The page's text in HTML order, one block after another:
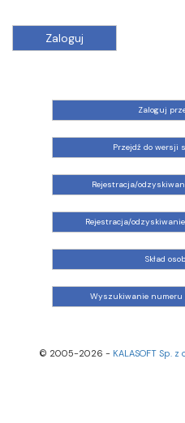
Zaloguj
Zaloguj
Przejdź do wersji
Rejestracja/
Rejestracja/
Skład
Wyszukiwanie
© 2005-2026 - KALASOFT Sp. z